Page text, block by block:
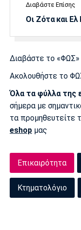
Διαβάστε Επίσης
Οι Ζότα και Ελ
Διαβάστε το «ΦΩΣ»
Ακολουθήστε το
Όλα τα φύλλα της
σήμερα με
τα προμηθευτείτε
eshop μας
Επικαιρότητα
Κτηματολόγιο